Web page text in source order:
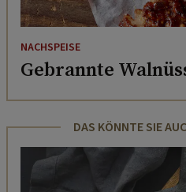
NACHSPEISE
Gebrannte
DAS KÖNNTE SIE